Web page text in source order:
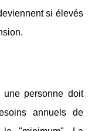
si élevés
personne doit
annuels de